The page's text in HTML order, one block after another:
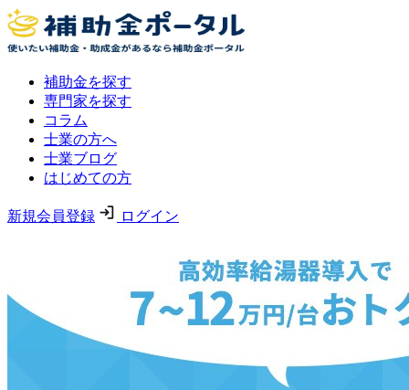
補助金を探す
専門家を探す
コラム
士業の方へ
士業ブログ
はじめての方
新規会員登録 ログイン